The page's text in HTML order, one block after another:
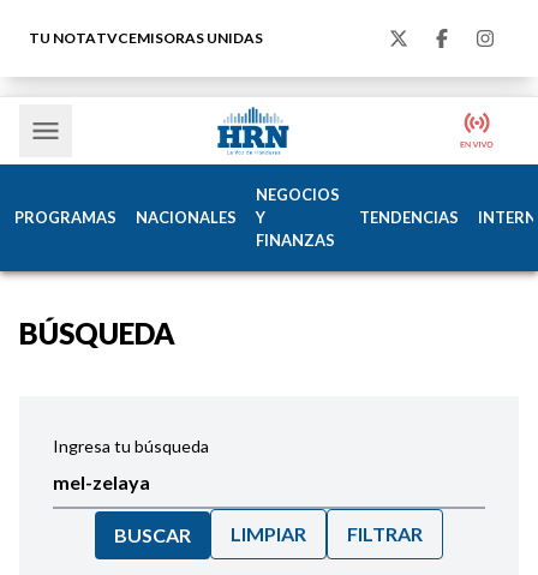
TU NOTATVCEMISORAS UNIDAS
PROGRAMAS NACIONALES
NEGOCIOS
Y
FINANZAS
TENDENCIAS
BÚSQUEDA
Ingresa tu búsqueda
BUSCAR LIMPIAR FILTRAR